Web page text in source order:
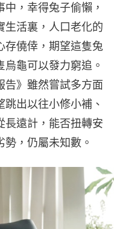
，幸得兔子偷懶，
生活裏，人口老化的
存僥倖，期望這隻兔
龜可以發力窮追。
告》雖然嘗試多方面
出以往小修小補、
長遠計，能否扭轉安
，仍屬未知數。